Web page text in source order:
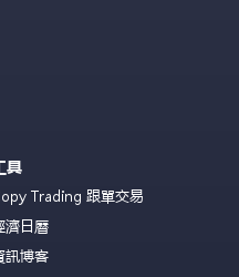
具
Trading 跟單交易
濟日曆
訊博客